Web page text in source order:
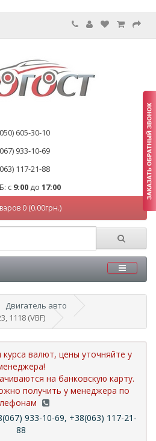
605-30-10
933-10-69
117-21-88
с 9:00 до 17:00
0 (0.00грн.)
Двигатель авто
1118 (VBF)
валют, цены уточняйте у
на банковскую карту.
получить у менеджера по
933-10-69, +38(063) 117-21-
88